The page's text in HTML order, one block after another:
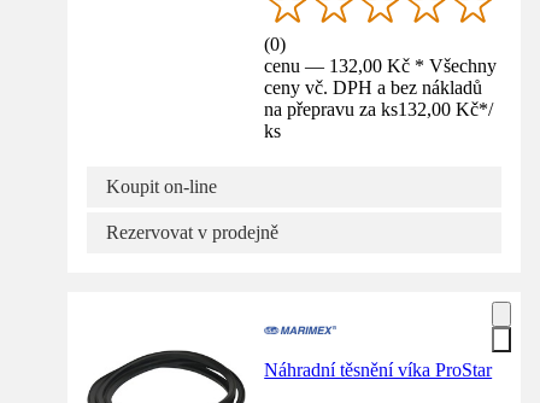
(0)
cenu — 132,00 Kč * Všechny
ceny vč. DPH a bez nákladů
na přepravu za ks132,00 Kč*/
ks
Koupit on-line
Rezervovat v prodejně
Náhradní těsnění víka ProStar